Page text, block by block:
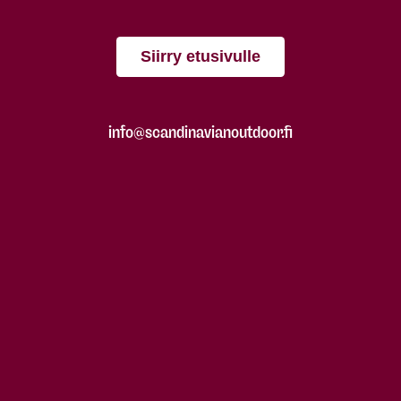
Siirry etusivulle
info@scandinavianoutdoor.fi